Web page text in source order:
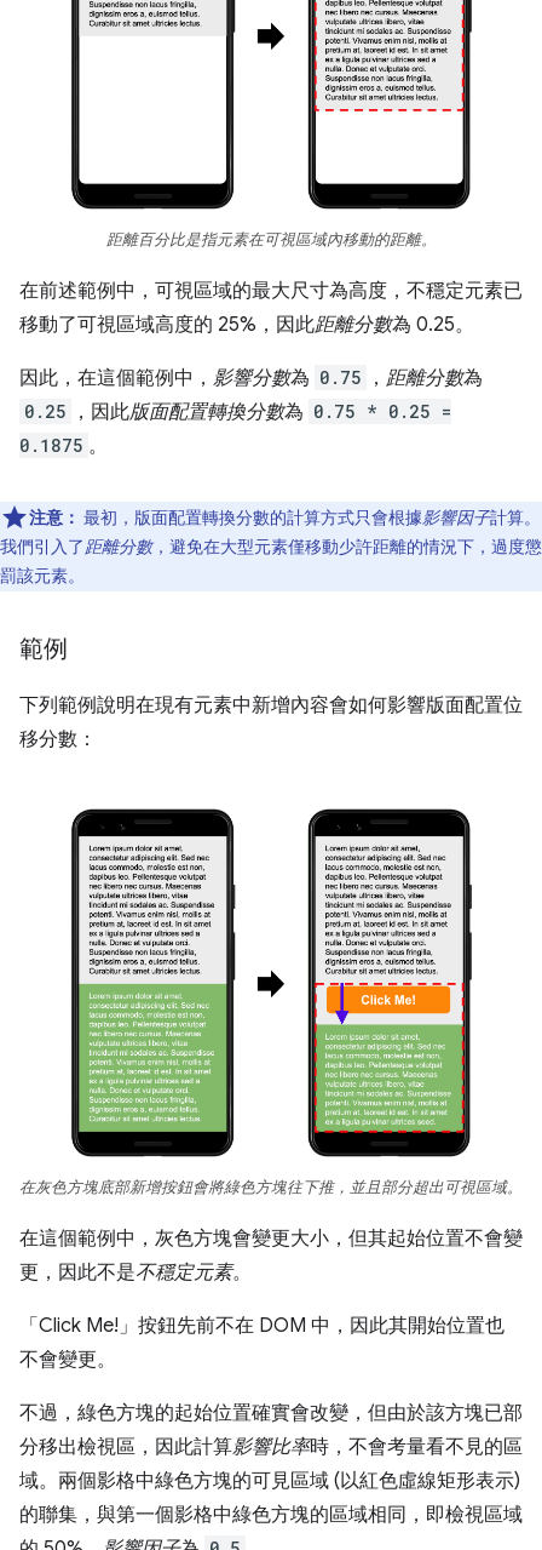
距離百分比是指元素在可視區域內移動的距離。
在前述範例中，可視區域的最大尺寸為高度，不穩定元素已
移動了可視區域高度的 25%，因此距離分數為 0.25。
因此，在這個範例中， 影響分數為 0.75 ， 距離分數為
0.25 ，因此版面配置轉換分數為 0.75 * 0.25 =
0.1875 。
注意： 最初，版面配置轉換分數的計算方式只會根據影響因子計算。
我們引入了距離分數，避免在大型元素僅移動少許距離的情況下，過度懲
罰該元素。
範例
下列範例說明在現有元素中新增內容會如何影響版面配置位
移分數：
在灰色方塊底部新增按鈕會將綠色方塊往下推，並且部分超出可視區域。
在這個範例中，灰色方塊會變更大小，但其起始位置不會變
更，因此不是不穩定元素。
「Click Me!」按鈕先前不在 DOM 中，因此其開始位置也
不會變更。
不過，綠色方塊的起始位置確實會改變，但由於該方塊已部
分移出檢視區，因此計算影響比率時，不會考量看不見的區
域。兩個影格中綠色方塊的可見區域 (以紅色虛線矩形表示)
的聯集，與第一個影格中綠色方塊的區域相同，即檢視區域